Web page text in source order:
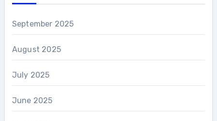
September 2025
August 2025
July 2025
June 2025